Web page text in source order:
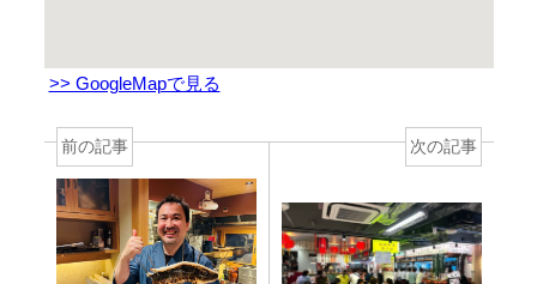
>> GoogleMapで見る
前の記事 次の記事